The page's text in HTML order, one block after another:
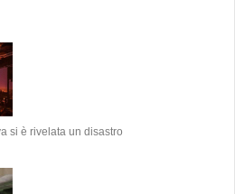
si è rivelata un disastro